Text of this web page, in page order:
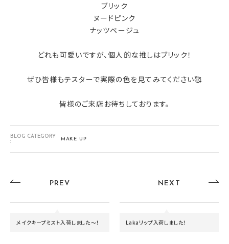
ブリック
ヌードピンク
ナッツベージュ
どれも可愛いですが、個人的な推しはブリック！
ぜひ皆様もテスターで実際の色を見てみてください🥰
皆様のご来店お待ちしております。
BLOG CATEGORY
:
MAKE UP
PREV
メイクキープミスト入荷しました～！
NEXT
Lakaリップ入荷しました！